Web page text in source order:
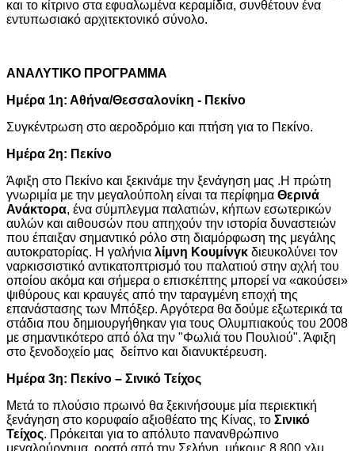
και το κίτρινο στα εφυαλωμένα κεραμίδια, συνθέτουν ένα
εντυπωσιακό αρχιτεκτονικό σύνολο.
ΑΝΑΛΥΤΙΚΟ ΠΡΟΓΡΑΜΜΑ
Ημέρα 1η: Αθήνα/Θεσσαλονίκη - Πεκίνο
Συγκέντρωση στο αεροδρόμιο και πτήση για το Πεκίνο.
Ημέρα 2η: Πεκίνο
Άφιξη στο Πεκίνο και ξεκινάμε την ξενάγηση μας .Η πρώτη
γνωριμία με την μεγαλούπολη είναι τα περίφημα Θερινά
Ανάκτορα, ένα σύμπλεγμα παλατιών, κήπων εσωτερικών
αυλών και αιθουσών που απηχούν την ιστορία δυναστειών
που έπαιξαν σημαντικό ρόλο στη διαμόρφωση της μεγάλης
αυτοκρατορίας. Η γαλήνια λίμνη Κουμίνγκ διευκολύνει τον
ναρκισσιστικό αντικατοπτρισμό του παλατιού στην αχλή του
οποίου ακόμα και σήμερα ο επισκέπτης μπορεί να «ακούσει»
ψιθύρους και κραυγές από την ταραγμένη εποχή της
επανάστασης των Μπόξερ. Αργότερα θα δούμε εξωτερικά τα
στάδια που δημιουργήθηκαν για τους Ολυμπιακούς του 2008
με σημαντικότερο από όλα την "Φωλιά του Πουλιού". Άφιξη
στο ξενοδοχείο μας δείπνο και διανυκτέρευση.
Ημέρα 3η: Πεκίνο – Σινικό Τείχος
Μετά το πλούσιο πρωινό θα ξεκινήσουμε μία περιεκτική
ξενάγηση στο κορυφαίο αξιοθέατο της Κίνας, το Σινικό
Τείχος. Πρόκειται για το απόλυτο πανανθρώπινο
μεγαλούργημα, ορατό από την Σελήνη, μήκους 8.800 χλμ.,